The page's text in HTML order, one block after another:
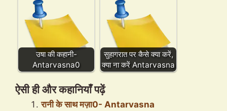
उषा की कहानी-
Antarvasna0
सुहागरात पर कैसे क्या करें,
क्या ना करें Antarvasna
ऐसी ही और कहानियाँ पढ़ें
रानी के साथ मज़ा0- Antarvasna